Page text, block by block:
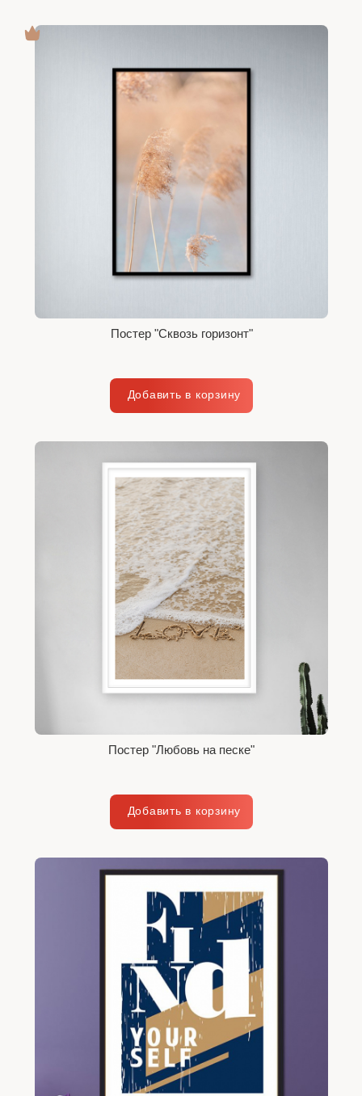
Постер "Сквозь горизонт"
Постер "Любовь на песке"